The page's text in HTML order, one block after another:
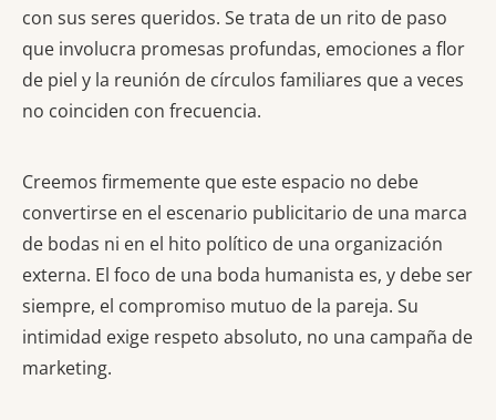
con sus seres queridos. Se trata de un rito de paso
que involucra promesas profundas, emociones a flor
de piel y la reunión de círculos familiares que a veces
no coinciden con frecuencia.
Creemos firmemente que este espacio no debe
convertirse en el escenario publicitario de una marca
de bodas ni en el hito político de una organización
externa. El foco de una boda humanista es, y debe ser
siempre, el compromiso mutuo de la pareja. Su
intimidad exige respeto absoluto, no una campaña de
marketing.